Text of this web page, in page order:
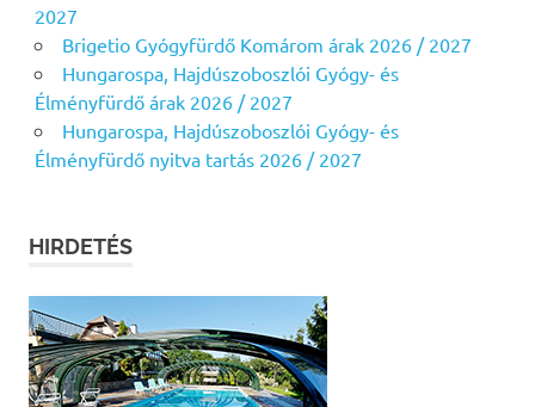
2027
Brigetio Gyógyfürdő Komárom árak 2026 / 2027
Hungarospa, Hajdúszoboszlói Gyógy- és
Élményfürdő árak 2026 / 2027
Hungarospa, Hajdúszoboszlói Gyógy- és
Élményfürdő nyitva tartás 2026 / 2027
HIRDETÉS